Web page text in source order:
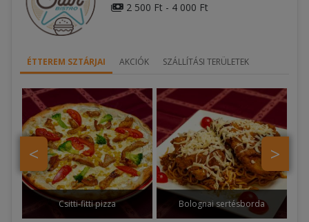
2 500 Ft - 4 000 Ft
ÉTTEREM SZTÁRJAI AKCIÓK SZÁLLÍTÁSI TERÜLETEK
>
<
Csitti-fitti pizza Bolognai sertésborda